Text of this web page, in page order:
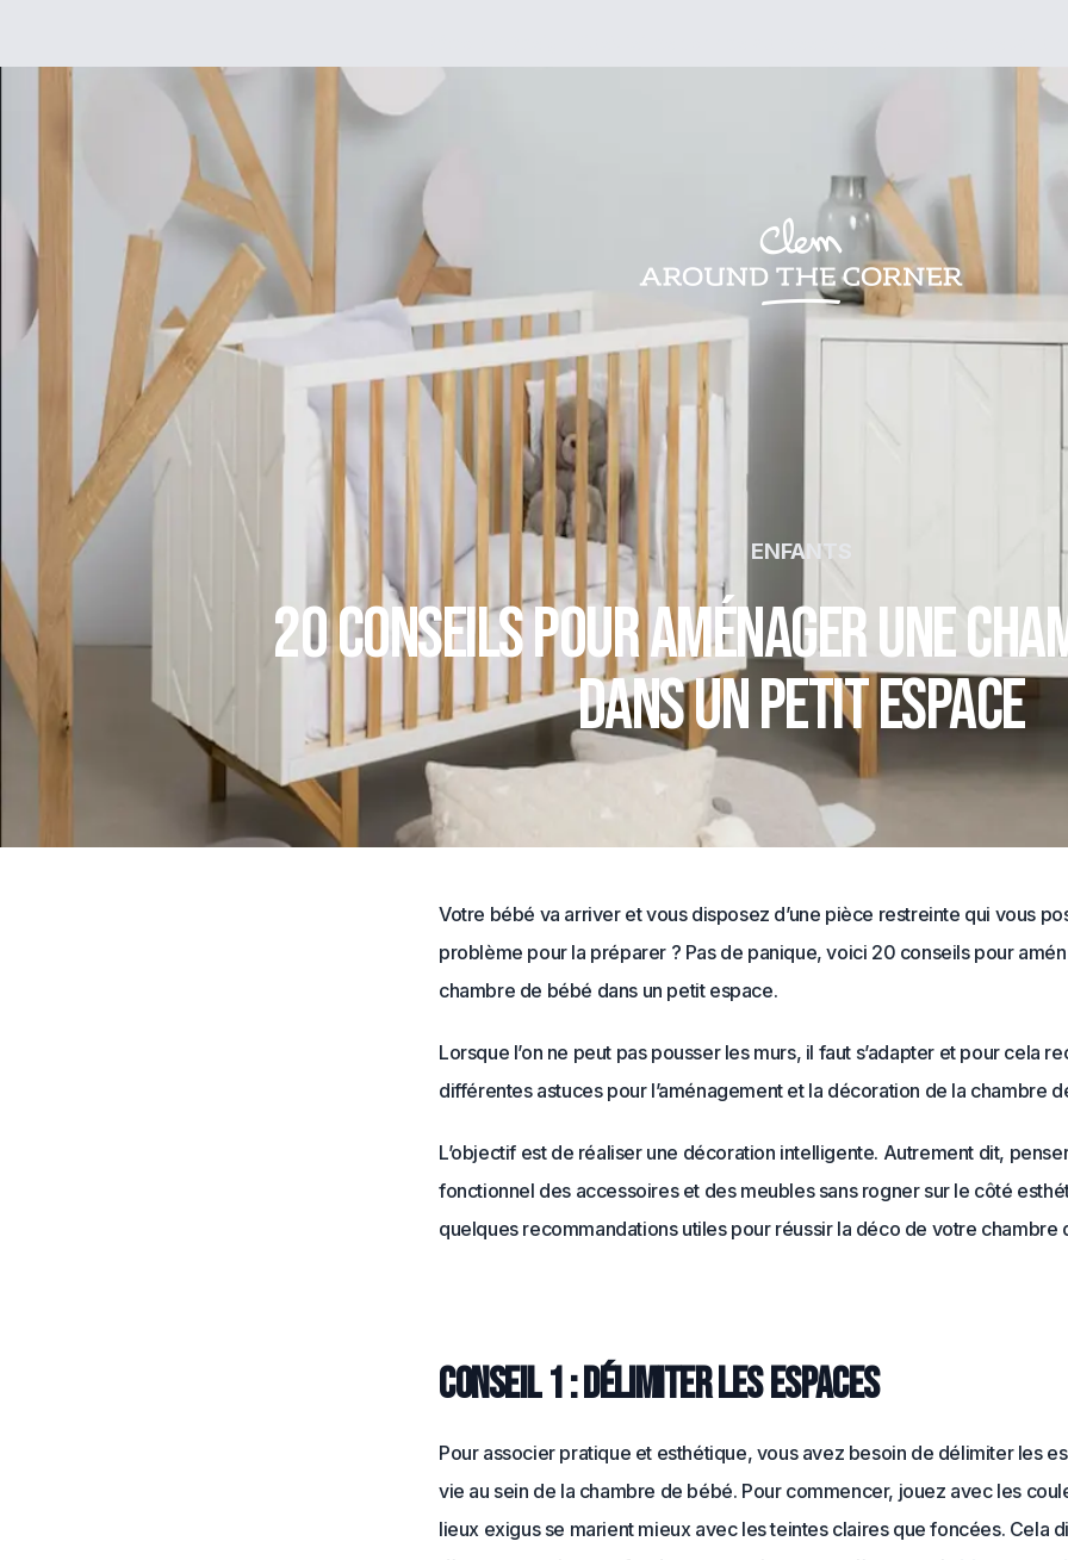
ENFANTS
20 conseils pour aménager une
dans un petit espace
Votre bébé va arriver et vous disposez d’une pièce restreinte qui vous
problème pour la préparer ? Pas de panique, voici 20 conseils pour
chambre de bébé dans un petit espace.
Lorsque l’on ne peut pas pousser les murs, il faut s’adapter et pour cela
différentes astuces pour l’aménagement et la décoration de la chambre
L’objectif est de réaliser une décoration intelligente. Autrement dit,
fonctionnel des accessoires et des meubles sans rogner sur le côté
quelques recommandations utiles pour réussir la déco de votre chambre
Conseil 1 : Délimiter les espaces
Pour associer pratique et esthétique, vous avez besoin de délimiter les
vie au sein de la chambre de bébé. Pour commencer, jouez avec les
lieux exigus se marient mieux avec les teintes claires que foncées. Cela